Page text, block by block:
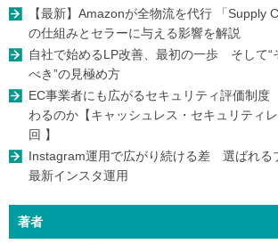
【最新】Amazonが全物流を代行 「Supply
の仕組みとセラーに与える影響を解説
自社で始めるLP改善、最初の一歩 そして“
べき”の見極め方
EC事業者にも広がるセキュリティ評価制
わるのか【キャッシュレス・セキュリティ
回 】
Instagram運用で広がり続ける差 選ばれる
最新インスタ運用
著者